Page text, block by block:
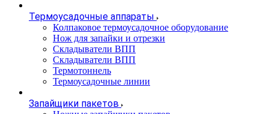
Термоусадочные аппараты
Колпаковое термоусадочное оборудование
Нож для запайки и отрезки
Складыватели ВПП
Складыватели ВПП
Термотоннель
Термоусадочные линии
Запайщики пакетов